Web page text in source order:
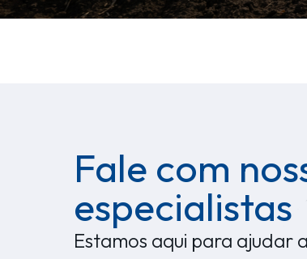
Fale com
especialistas
Estamos aqui para ajudar